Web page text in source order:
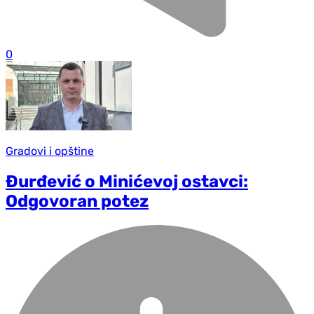
0
Gradovi i opštine
Đurđević o Minićevoj ostavci:
Odgovoran potez